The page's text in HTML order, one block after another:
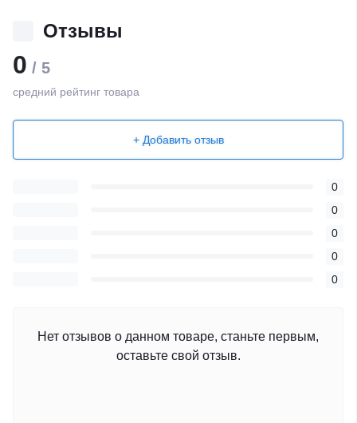
Отзывы
0 / 5
средний рейтинг товара
+ Добавить отзыв
0
0
0
0
0
Нет отзывов о данном товаре, станьте первым,
оставьте свой отзыв.